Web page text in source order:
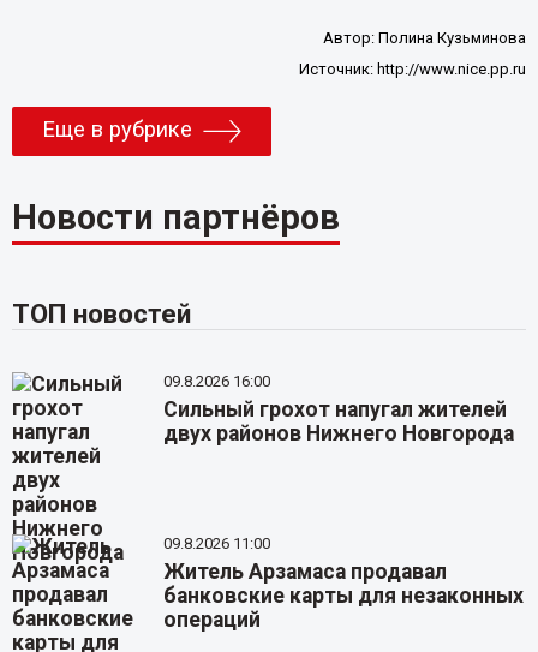
Автор:Полина Кузьминова
Источник: http://www.nice.pp.ru
Еще в рубрике
Новости партнёров
ТОП новостей
09.8.2026 16:00
Сильный грохот напугал жителей
двух районов Нижнего Новгорода
09.8.2026 11:00
Житель Арзамаса продавал
банковские карты для незаконных
операций